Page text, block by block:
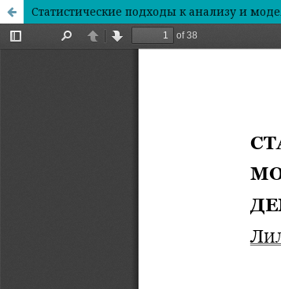
Статистические подходы к анализу и